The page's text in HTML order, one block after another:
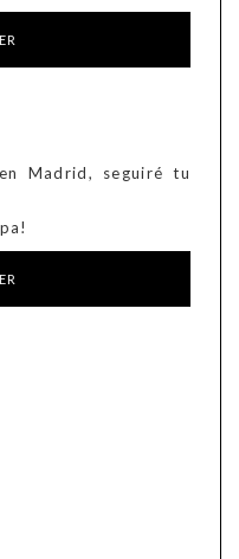
Madrid, seguiré tu